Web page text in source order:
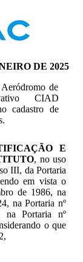
DE 2025
de
CIAD
cadastro de
E
, no uso
III, da Portaria
em vista o
de 1986, na
na Portaria nº
Portaria nº
o que